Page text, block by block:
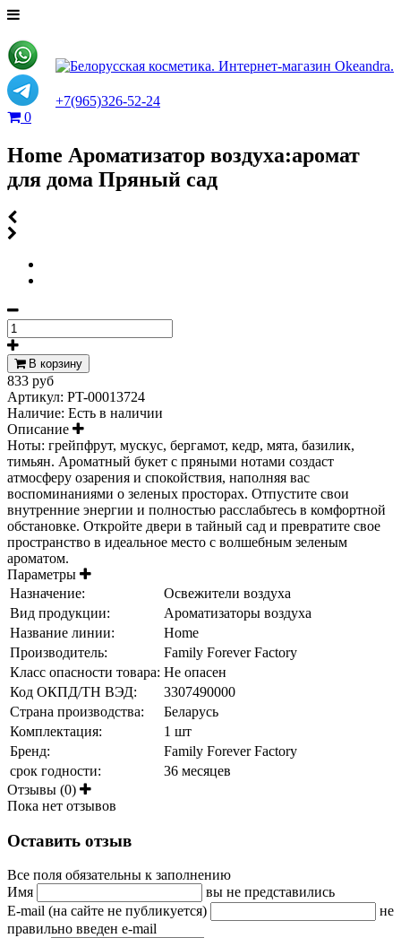
+7(965)326-52-24
0
Home Ароматизатор воздуха:аромат
для дома Пряный сад
В корзину
833 руб
Артикул: PT-00013724
Наличие: Есть в наличии
Описание
Ноты: грейпфрут, мускус, бергамот, кедр, мята, базилик,
тимьян. Ароматный букет с пряными нотами создаст
атмосферу озарения и спокойствия, наполняя вас
воспоминаниями о зеленых просторах. Отпустите свои
внутренние энергии и полностью расслабьтесь в комфортной
обстановке. Откройте двери в тайный сад и превратите свое
пространство в идеальное место с волшебным зеленым
ароматом.
Параметры
Назначение:
Освежители воздуха
Вид продукции:
Ароматизаторы воздуха
Название линии:
Home
Производитель:
Family Forever Factory
Класс опасности товара: Не опасен
Код ОКПД/ТН ВЭД:
3307490000
Страна производства:
Беларусь
Комплектация:
1 шт
Бренд:
Family Forever Factory
срок годности:
36 месяцев
Отзывы (0)
Пока нет отзывов
Оставить отзыв
Все поля обязательны к заполнению
Имя
вы не представились
E-mail (на сайте не публикуется)
не
правильно введен e-mail